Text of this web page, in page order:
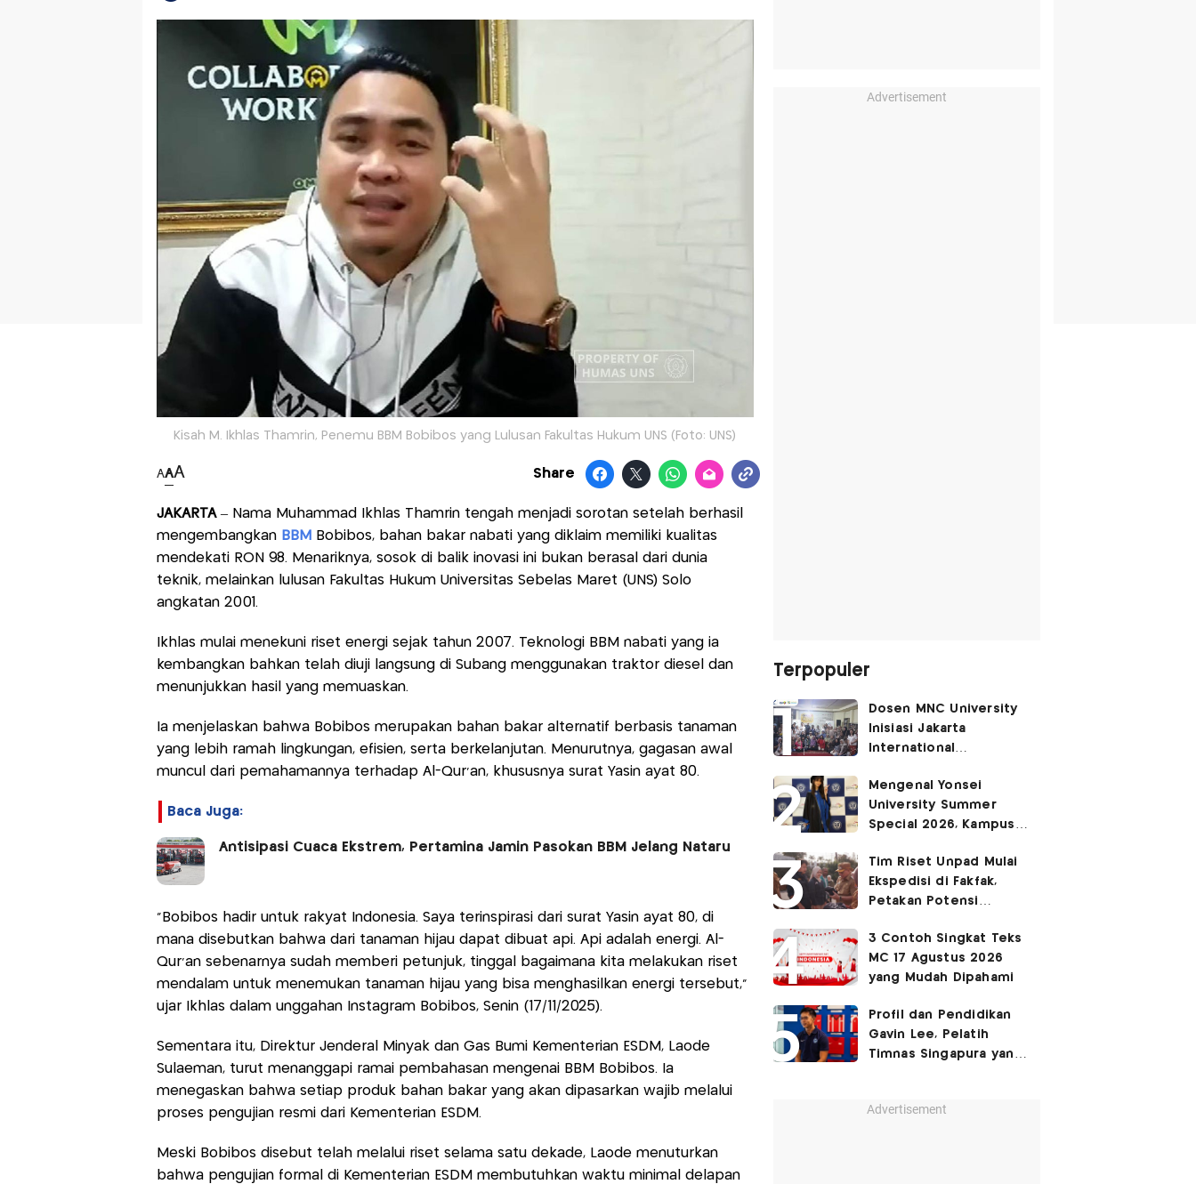
Kisah M. Ikhlas Thamrin, Penemu BBM Bobibos yang Lulusan Fakultas Hukum UNS (Foto: UNS)
AAA Share
JAKARTA – Nama Muhammad Ikhlas Thamrin tengah menjadi sorotan setelah berhasil
mengembangkan BBM Bobibos, bahan bakar nabati yang diklaim memiliki kualitas
mendekati RON 98. Menariknya, sosok di balik inovasi ini bukan berasal dari dunia
teknik, melainkan lulusan Fakultas Hukum Universitas Sebelas Maret (UNS) Solo
angkatan 2001.
Ikhlas mulai menekuni riset energi sejak tahun 2007. Teknologi BBM nabati yang ia
kembangkan bahkan telah diuji langsung di Subang menggunakan traktor diesel dan
menunjukkan hasil yang memuaskan.
Ia menjelaskan bahwa Bobibos merupakan bahan bakar alternatif berbasis tanaman
yang lebih ramah lingkungan, efisien, serta berkelanjutan. Menurutnya, gagasan awal
muncul dari pemahamannya terhadap Al-Qur’an, khususnya surat Yasin ayat 80.
Baca Juga:
Antisipasi Cuaca Ekstrem, Pertamina Jamin Pasokan BBM Jelang Nataru
“Bobibos hadir untuk rakyat Indonesia. Saya terinspirasi dari surat Yasin ayat 80, di
mana disebutkan bahwa dari tanaman hijau dapat dibuat api. Api adalah energi. Al-
Qur’an sebenarnya sudah memberi petunjuk, tinggal bagaimana kita melakukan riset
mendalam untuk menemukan tanaman hijau yang bisa menghasilkan energi tersebut,”
ujar Ikhlas dalam unggahan Instagram Bobibos, Senin (17/11/2025).
Sementara itu, Direktur Jenderal Minyak dan Gas Bumi Kementerian ESDM, Laode
Sulaeman, turut menanggapi ramai pembahasan mengenai BBM Bobibos. Ia
menegaskan bahwa setiap produk bahan bakar yang akan dipasarkan wajib melalui
proses pengujian resmi dari Kementerian ESDM.
Meski Bobibos disebut telah melalui riset selama satu dekade, Laode menuturkan
bahwa pengujian formal di Kementerian ESDM membutuhkan waktu minimal delapan
Advertisement
Terpopuler
Dosen MNC University
Inisiasi Jakarta
International
Festival 2026, Hidupkan
Ruang Kota Melalui Seni
Pertunjukan
Mengenal Yonsei
University Summer
Special 2026, Kampus
yang Disebut Netizen
Tak Setara S3 UI
Tim Riset Unpad Mulai
Ekspedisi di Fakfak,
Petakan Potensi
Bomberay–Tomage
3 Contoh Singkat Teks
MC 17 Agustus 2026
yang Mudah Dipahami
Profil dan Pendidikan
Gavin Lee, Pelatih
Timnas Singapura yang
Advertisement